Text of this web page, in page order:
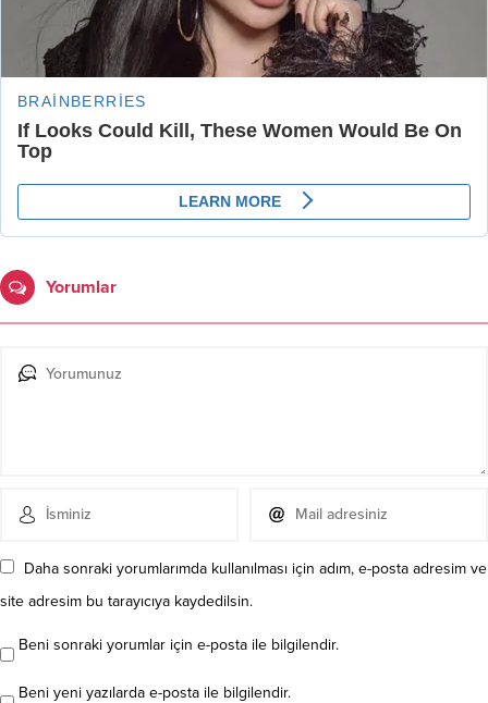
Yorumlar
Daha sonraki yorumlarımda kullanılması için adım, e-posta adresim ve
site adresim bu tarayıcıya kaydedilsin.
Beni sonraki yorumlar için e-posta ile bilgilendir.
Beni yeni yazılarda e-posta ile bilgilendir.